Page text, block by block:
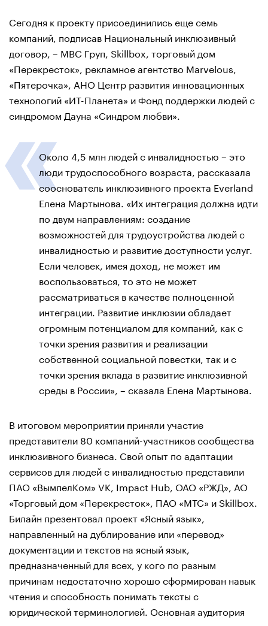
Сегодня к проекту присоединились еще семь
компаний, подписав Национальный инклюзивный
договор, – МВС Груп, Skillbox, торговый дом
«Перекресток», рекламное агентство Marvelous,
«Пятерочка», АНО Центр развития инновационных
технологий «ИТ-Планета» и Фонд поддержки людей с
синдромом Дауна «Синдром любви».
Около 4,5 млн людей с инвалидностью – это
люди трудоспособного возраста, рассказала
сооснователь инклюзивного проекта Everland
Елена Мартынова. «Их интеграция должна идти
по двум направлениям: создание
возможностей для трудоустройства людей с
инвалидностью и развитие доступности услуг.
Если человек, имея доход, не может им
воспользоваться, то это не может
рассматриваться в качестве полноценной
интеграции. Развитие инклюзии обладает
огромным потенциалом для компаний, как с
точки зрения развития и реализации
собственной социальной повестки, так и с
точки зрения вклада в развитие инклюзивной
среды в России», – сказала Елена Мартынова.
В итоговом мероприятии приняли участие
представители 80 компаний-участников сообщества
инклюзивного бизнеса. Свой опыт по адаптации
сервисов для людей с инвалидностью представили
ПАО «ВымпелКом» VK, Impact Hub, ОАО «РЖД», АО
«Торговый дом «Перекресток», ПАО «МТС» и Skillbox.
Билайн презентовал проект «Ясный язык»,
направленный на дублирование или «перевод»
документации и текстов на ясный язык,
предназначенный для всех, у кого по разным
причинам недостаточно хорошо сформирован навык
чтения и способность понимать тексты с
юридической терминологией. Основная аудитория